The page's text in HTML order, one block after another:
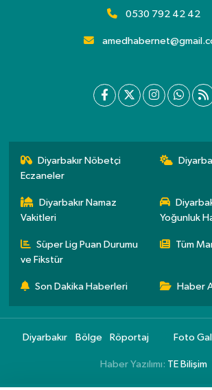
0530 792 42 42
Diyarbakır Nöbetçi
Eczaneler
Diyarbakır Namaz
Vakitleri
Yoğunluk
Süper Lig Puan Durumu
ve Fikstür
Tüm
Son Dakika Haberleri Haber
Diyarbakır Bölge Röportaj Foto
Haber Yazılımı: TE Bilişim